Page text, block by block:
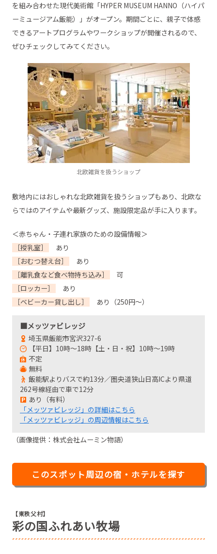
を組み合わせた現代美術館「HYPER MUSEUM HANNO（ハイパ
ーミュージアム飯能）」がオープン。期間ごとに、親子で体感
できるアートプログラムやワークショップが開催されるので、
ぜひチェックしてみてください。
北欧雑貨を扱うショップ
敷地内にはおしゃれな北欧雑貨を扱うショップもあり、北欧な
らではのアイテムや最新グッズ、施設限定品が手に入ります。
＜赤ちゃん・子連れ家族のための設備情報＞
［授乳室］
あり
［おむつ替え台］
あり
［離乳食など食べ物持ち込み］
可
［ロッカー］
あり
［ベビーカー貸し出し］
あり（250円～）
■メッツァビレッジ
埼玉県飯能市宮沢327-6
【平日】10時～18時【土・日・祝】10時～19時
不定
無料
飯能駅よりバスで約13分／圏央道狭山日高ICより県道
262号線経由で車で12分
あり（有料）
「メッツァビレッジ」の詳細はこちら
「メッツァビレッジ」の周辺情報はこちら
（画像提供：株式会社ムーミン物語）
このスポット周辺の宿・ホテルを探す
【東秩父村】
彩の国ふれあい牧場